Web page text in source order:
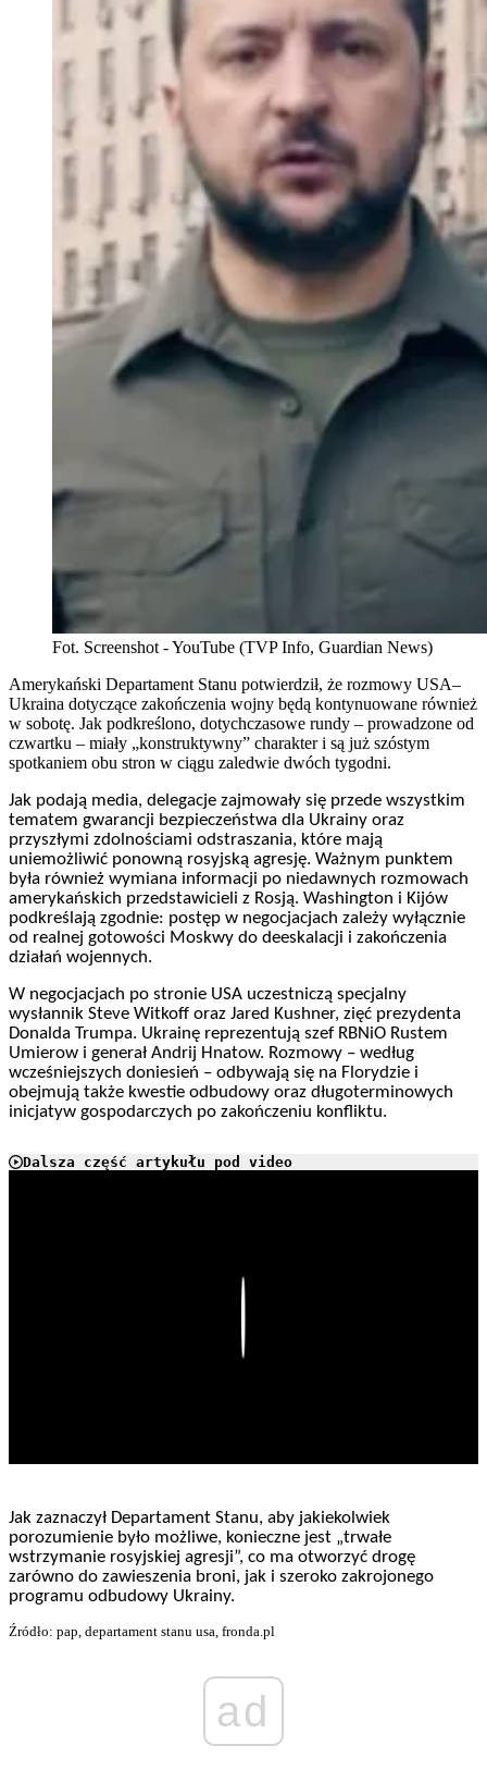
Fot. Screenshot - YouTube (TVP Info, Guardian News)
Amerykański Departament Stanu potwierdził, że rozmowy USA–
Ukraina dotyczące zakończenia wojny będą kontynuowane również
w sobotę. Jak podkreślono, dotychczasowe rundy – prowadzone od
czwartku – miały „konstruktywny” charakter i są już szóstym
spotkaniem obu stron w ciągu zaledwie dwóch tygodni.
Jak podają media, delegacje zajmowały się przede wszystkim
tematem gwarancji bezpieczeństwa dla Ukrainy oraz
przyszłymi zdolnościami odstraszania, które mają
uniemożliwić ponowną rosyjską agresję. Ważnym punktem
była również wymiana informacji po niedawnych rozmowach
amerykańskich przedstawicieli z Rosją. Washington i Kijów
podkreślają zgodnie: postęp w negocjacjach zależy wyłącznie
od realnej gotowości Moskwy do deeskalacji i zakończenia
działań wojennych.
W negocjacjach po stronie USA uczestniczą specjalny
wysłannik Steve Witkoff oraz Jared Kushner, zięć prezydenta
Donalda Trumpa. Ukrainę reprezentują szef RBNiO Rustem
Umierow i generał Andrij Hnatow. Rozmowy – według
wcześniejszych doniesień – odbywają się na Florydzie i
obejmują także kwestie odbudowy oraz długoterminowych
inicjatyw gospodarczych po zakończeniu konfliktu.
Dalsza część artykułu pod video
Jak zaznaczył Departament Stanu, aby jakiekolwiek
porozumienie było możliwe, konieczne jest „trwałe
wstrzymanie rosyjskiej agresji”, co ma otworzyć drogę
zarówno do zawieszenia broni, jak i szeroko zakrojonego
programu odbudowy Ukrainy.
Źródło: pap, departament stanu usa, fronda.pl
ad